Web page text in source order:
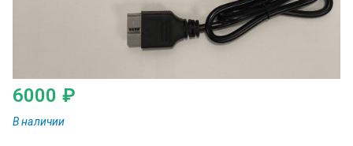
6000 ₽